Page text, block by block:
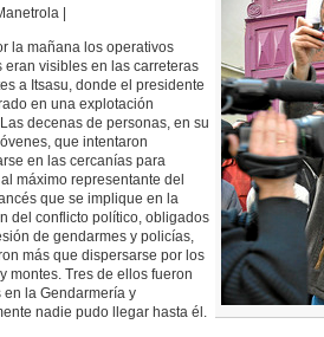
|
la mañana los operativos
eran visibles en las carreteras
a Itsasu, donde el presidente
en una explotación
decenas de personas, en su
que intentaron
en las cercanías para
máximo representante del
que se implique en la
del conflicto político, obligados
de gendarmes y policías,
más que dispersarse por los
montes. Tres de ellos fueron
en la Gendarmería y
nadie pudo llegar hasta él.